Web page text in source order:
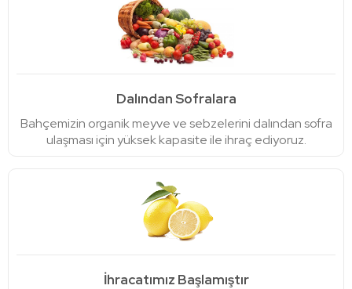
Dalından Sofralara
Bahçemizin organik meyve ve sebzelerini dalından sofra
ulaşması için yüksek kapasite ile ihraç ediyoruz.
İhracatımız Başlamıştır